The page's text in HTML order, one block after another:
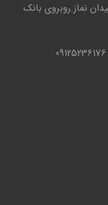
نماز.روبروی بانک